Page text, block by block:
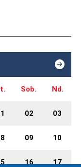
Sob. Nd.
02 03
09 10
16 17